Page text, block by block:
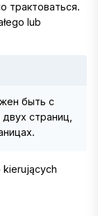
трактоваться.
lub
быть с
страниц,
kierujących